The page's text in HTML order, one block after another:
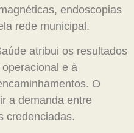
endoscopias
rede municipal.
atribui os resultados
e à
O
a demanda entre
credenciadas.